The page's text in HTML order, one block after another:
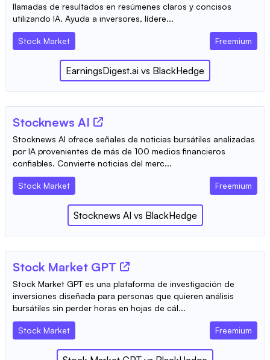
llamadas de resultados en resúmenes claros y concisos
utilizando IA. Ayuda a inversores, lídere...
Stock Market Freemium
EarningsDigest.ai vs BlackHedge
Stocknews AI
Stocknews AI ofrece señales de noticias bursátiles analizadas
por IA provenientes de más de 100 medios financieros
confiables. Convierte noticias del merc...
Stock Market Freemium
Stocknews AI vs BlackHedge
Stock Market GPT
Stock Market GPT es una plataforma de investigación de
inversiones diseñada para personas que quieren análisis
bursátiles sin perder horas en hojas de cál...
Stock Market Freemium